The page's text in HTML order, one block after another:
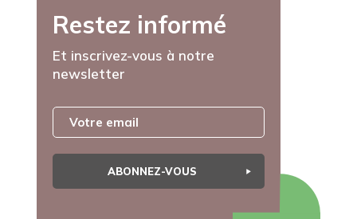
Restez informé
Et inscrivez-vous à notre
newsletter
ABONNEZ-VOUS